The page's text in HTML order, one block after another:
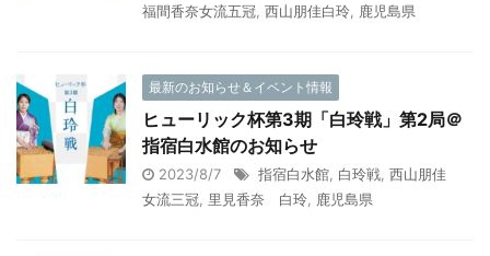
福間香奈女流五冠 西山朋佳白玲 鹿児島県
最新のお知らせ＆イベント情報
ヒューリック杯第3期「白玲戦」第2局＠
指宿白水館のお知らせ
2023/8/7 指宿白水館 白玲戦 西山朋佳
女流三冠 里見香奈 白玲 鹿児島県